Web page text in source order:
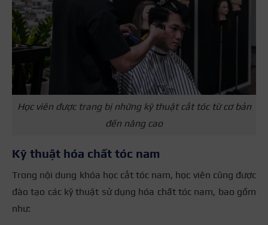
Học viên được trang bị những kỹ thuật cắt tóc từ cơ bản
đến nâng cao
Kỹ thuật hóa chất tóc nam
Trong nội dung khóa học cắt tóc nam, học viên cũng được
đào tạo các kỹ thuật sử dụng hóa chất tóc nam, bao gồm
như: